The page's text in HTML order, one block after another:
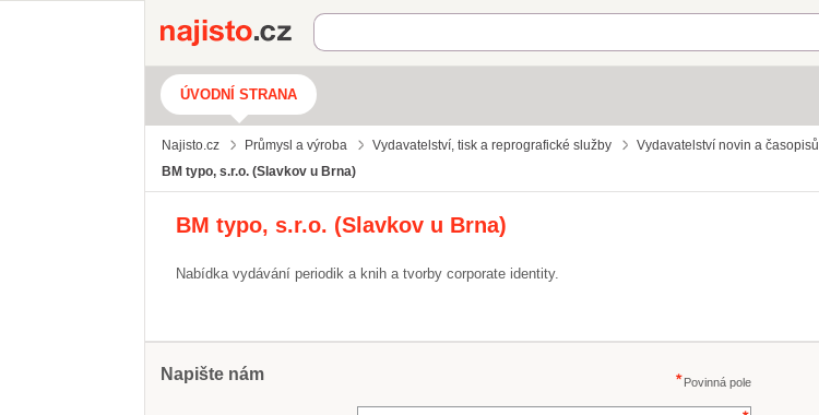
Najisto.cz
ÚVODNÍ STRANA
Najisto.cz Průmysl a výroba Vydavatelství, tisk a reprografické služby
Vydavatelství novin a časopisů
BM typo, s.r.o. (Slavkov u Brna)
BM typo, s.r.o. (Slavkov u Brna)
Nabídka vydávání periodik a knih a tvorby corporate identity.
Napište nám Povinná pole